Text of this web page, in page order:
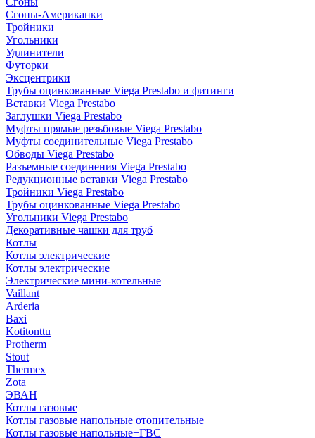
Сгоны-Американки
Тройники
Угольники
Удлинители
Футорки
Эксцентрики
Трубы оцинкованные Viega Prestabo и фитинги
Вставки Viega Prestabo
Заглушки Viega Prestabo
Муфты прямые резьбовые Viega Prestabo
Муфты соединительные Viega Prestabo
Обводы Viega Prestabo
Разъемные соединения Viega Prestabo
Редукционные вставки Viega Prestabo
Тройники Viega Prestabo
Трубы оцинкованные Viega Prestabo
Угольники Viega Prestabo
Декоративные чашки для труб
Котлы
Котлы электрические
Котлы электрические
Электрические мини-котельные
Vaillant
Arderia
Baxi
Kotitonttu
Protherm
Stout
Thermex
Zota
ЭВАН
Котлы газовые
Котлы газовые напольные отопительные
Котлы газовые напольные+ГВС